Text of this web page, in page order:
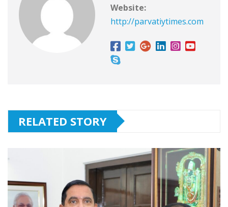
Website:
http://parvatiytimes.com
RELATED STORY